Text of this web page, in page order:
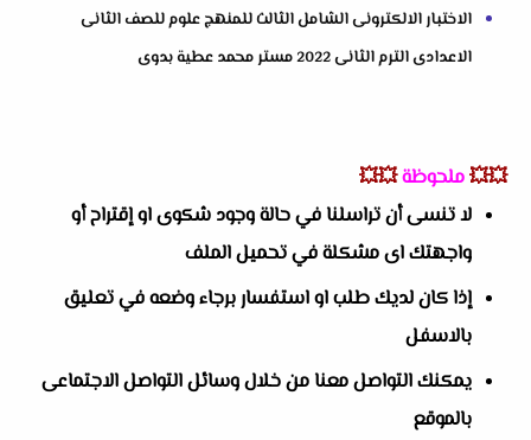
الاختبار الالكترونى الشامل الثالث للمنهج علوم للصف الثانى
الاعدادى الترم الثانى 2022 مستر محمد عطية بدوى
💥💥ملحوظة💥💥
لا تنسى أن تراسلنا في حالة وجود شكوى او إقتراح أو
واجهتك اى مشكلة في تحميل الملف
إذا كان لديك طلب او استفسار برجاء وضعه في تعليق
بالاسفل
يمكنك التواصل معنا من خلال وسائل التواصل الاجتماعى
بالموقع